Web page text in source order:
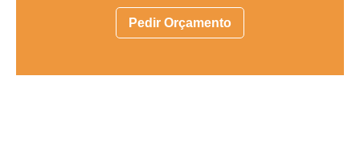
Pedir Orçamento